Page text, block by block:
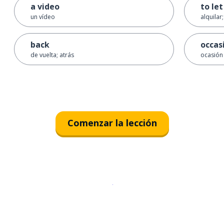
a video
un vídeo
back
de vuelta; atrás
to let
ocasión
Comenzar la lección